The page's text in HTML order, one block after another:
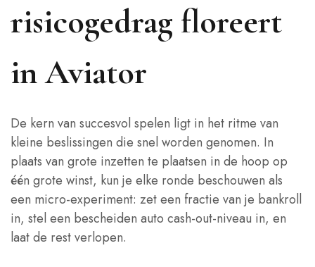
risicogedrag floreert
in Aviator
De kern van succesvol spelen ligt in het ritme van
kleine beslissingen die snel worden genomen. In
plaats van grote inzetten te plaatsen in de hoop op
één grote winst, kun je elke ronde beschouwen als
een micro‑experiment: zet een fractie van je bankroll
in, stel een bescheiden auto cash‑out‑niveau in, en
laat de rest verlopen.